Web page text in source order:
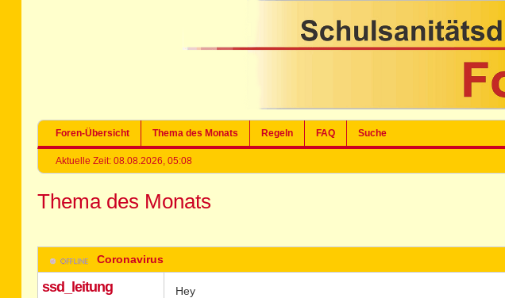
Foren-Übersicht Thema des Monats Regeln FAQ Suche
Aktuelle Zeit: 08.08.2026, 05:08
Thema des Monats
Coronavirus
ssd_leitung
Hey